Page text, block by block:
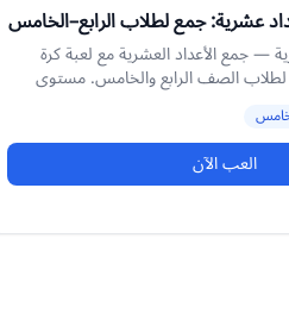
عشرية: جمع لطلاب الرابع–الخامس
— جمع الأعداد العشرية مع لعبة كرة
الصف الرابع والخامس. مستوى
العب الآن